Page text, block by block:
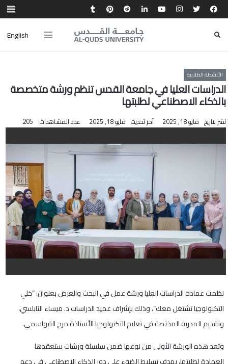
English
الأنشطة الطلابية
الدراسات العليا في جامعة القدس تنظم ورشة متخصصة
بالذكاء الاصطناعي لطلبتها
نشر بتاريخ مايو 18, 2025 آخر تحديث مايو 18, 2025 عدد المشاهدات: 205
نظمت عمادة الدراسات العليا ورشة عمل في البحث والعرض بعنوان: “خلي
التكنولوجيا تشتغل معك”، وذلك بإشراف عميد الدراسات د. ميساء النابلسي،
وتقديم المدربة المختصة في تعليم التكنولوجيا الأستاذة مرح القواسمي.
وتعد هذه الورشة الأولى من نوعها ضمن سلسلة ورشات ستعقدها